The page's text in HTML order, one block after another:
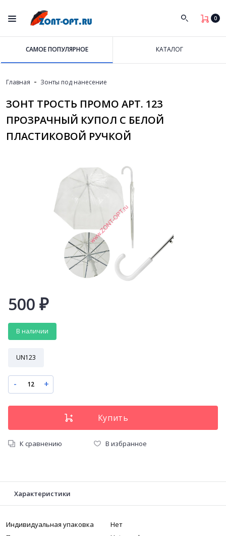
0
САМОЕ ПОПУЛЯРНОЕ КАТАЛОГ
Главная - Зонты под нанесение
ЗОНТ ТРОСТЬ ПРОМО АРТ. 123
ПРОЗРАЧНЫЙ КУПОЛ С БЕЛОЙ
ПЛАСТИКОВОЙ РУЧКОЙ
500 ₽
В наличии
UN123
- +
К сравнению В избранное
Характеристики
Индивидуальная упаковка
Нет